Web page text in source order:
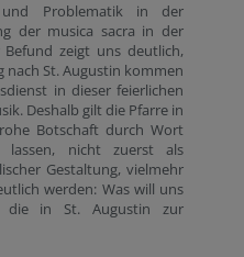
Problematik in der
der musica sacra in der
zeigt uns deutlich,
nach St. Augustin kommen
in dieser feierlichen
Deshalb gilt die Pfarre in
Botschaft durch Wort
nicht zuerst als
Gestaltung, vielmehr
werden: Was will uns
die in St. Augustin zur